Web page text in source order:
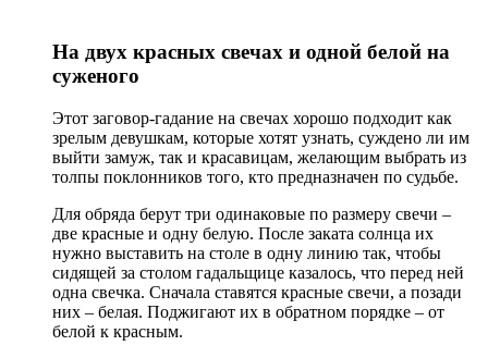
На двух красных свечах и одной белой на
суженого
Этот заговор-гадание на свечах хорошо подходит как
зрелым девушкам, которые хотят узнать, суждено ли им
выйти замуж, так и красавицам, желающим выбрать из
толпы поклонников того, кто предназначен по судьбе.
Для обряда берут три одинаковые по размеру свечи –
две красные и одну белую. После заката солнца их
нужно выставить на столе в одну линию так, чтобы
сидящей за столом гадальщице казалось, что перед ней
одна свечка. Сначала ставятся красные свечи, а позади
них – белая. Поджигают их в обратном порядке – от
белой к красным.